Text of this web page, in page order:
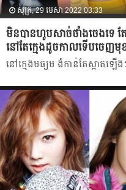
សុក្រ, 29 មេសា 2022 03:33
មិនបានហូបសាច់ថាំងចេងទេ តែ
នៅតែក្មេងដូចកាលទើបចេញមុ
នៅក្មេងមធ្យម ងំកាន់តែស្អាតឡើ